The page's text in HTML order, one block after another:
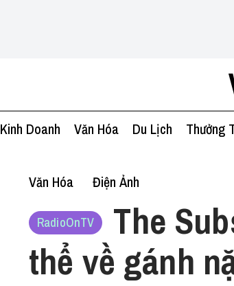
Kinh Doanh Văn Hóa Du Lịch Thưởng
Văn Hóa Điện Ảnh
RadioOnTV
The
thể về gánh